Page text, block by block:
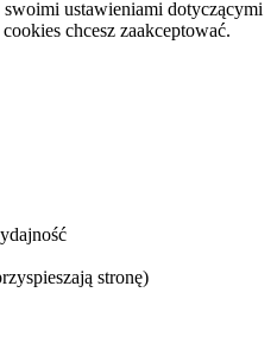
ustawieniami dotyczącymi
chcesz zaakceptować.
stronę)